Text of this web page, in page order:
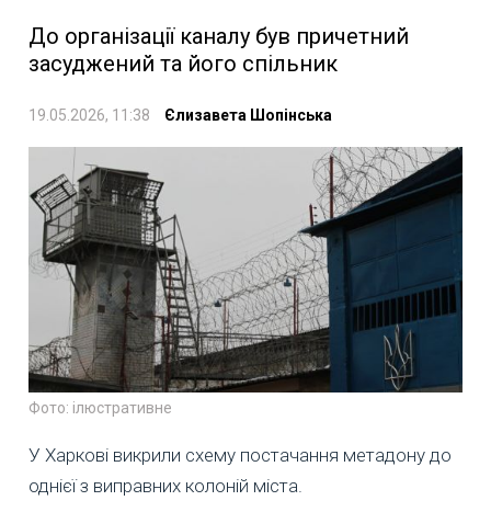
До організації каналу був причетний
засуджений та його спільник
19.05.2026, 11:38 Єлизавета Шопінська
Фото: ілюстративне
У Харкові викрили схему постачання метадону до
однієї з виправних колоній міста.